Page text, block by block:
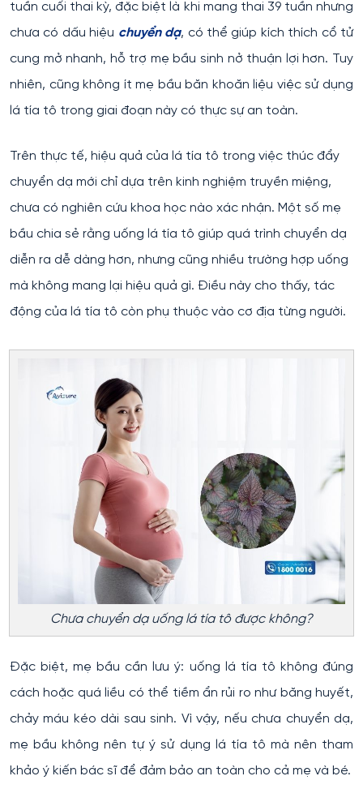
tuần cuối thai kỳ, đặc biệt là khi mang thai 39 tuần nhưng
chưa có dấu hiệu chuyển dạ, có thể giúp kích thích cổ tử
cung mở nhanh, hỗ trợ mẹ bầu sinh nở thuận lợi hơn. Tuy
nhiên, cũng không ít mẹ bầu băn khoăn liệu việc sử dụng
lá tía tô trong giai đoạn này có thực sự an toàn.
Trên thực tế, hiệu quả của lá tía tô trong việc thúc đẩy
chuyển dạ mới chỉ dựa trên kinh nghiệm truyền miệng,
chưa có nghiên cứu khoa học nào xác nhận. Một số mẹ
bầu chia sẻ rằng uống lá tía tô giúp quá trình chuyển dạ
diễn ra dễ dàng hơn, nhưng cũng nhiều trường hợp uống
mà không mang lại hiệu quả gì. Điều này cho thấy, tác
động của lá tía tô còn phụ thuộc vào cơ địa từng người.
Chưa chuyển dạ uống lá tía tô được không?
Đặc biệt, mẹ bầu cần lưu ý: uống lá tía tô không đúng
cách hoặc quá liều có thể tiềm ẩn rủi ro như băng huyết,
chảy máu kéo dài sau sinh. Vì vậy, nếu chưa chuyển dạ,
mẹ bầu không nên tự ý sử dụng lá tía tô mà nên tham
khảo ý kiến bác sĩ để đảm bảo an toàn cho cả mẹ và bé.